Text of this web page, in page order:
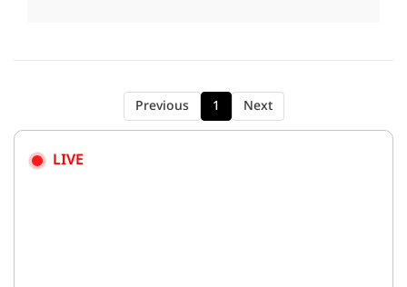
Previous 1 Next
LIVE